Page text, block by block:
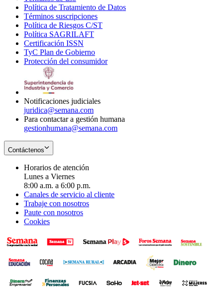
in
new
window
Política de Tratamiento de Datos
Términos suscripciones
in
Política de Riesgos C/ST
Política SAGRILAFT
new
window
Certificación ISSN
in
new
TyC Plan de Gobierno
in
Protección del consumidorOpens
Notificaciones judiciales
juridica@semana.com
Para contactar a gestión humana
gestionhumana@semana.com
Contáctenos
Horarios de atención
Lunes a Viernes
8:00 a.m. a 6:00 p.m.
Canales de servicio al cliente
Trabaje con nosotros
Paute con nosotros
Cookies